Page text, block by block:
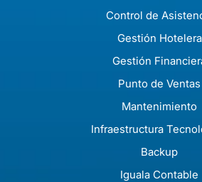
Control de
Gestión Hotelera
Gestión
Punto de Ventas
Mantenimiento
Infraestructura
Backup
Iguala Contable